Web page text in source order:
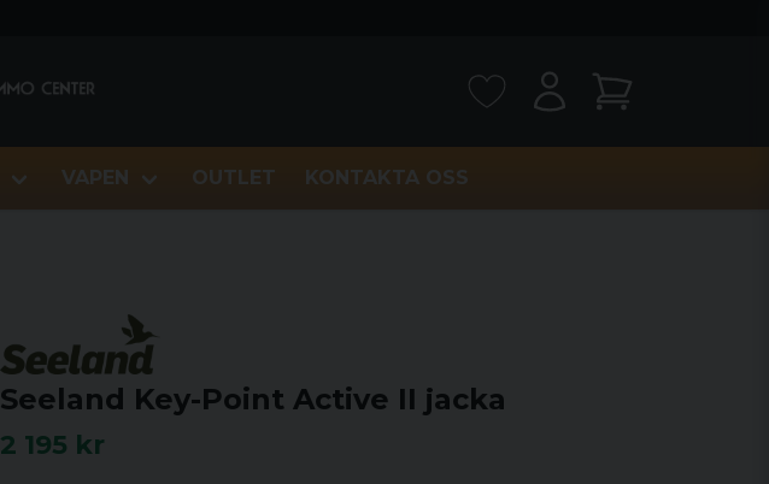
VAPEN OUTLET KONTAKTA OSS
Seeland Key-Point Active II jacka
2 195 kr